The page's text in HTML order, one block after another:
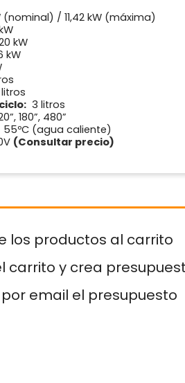
(nominal) / 11,42 kW (máxima)
kW
kW
3 litros
180”, 480”
55ºC (agua caliente)
(Consultar precio)
los productos al carrito
carrito y crea
por email el presupuesto